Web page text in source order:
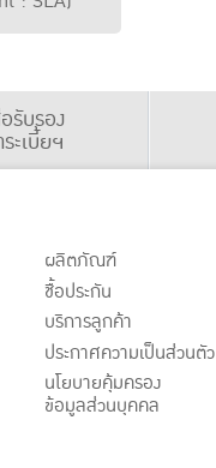
รับรอง
ะเบี้ยฯ
ผลิตภัณฑ์
ชื้อประกัน
บริการลูกค้า
ประกาศความเป็นส่วนตัว
นโยบายคุ้มครอง
ข้อมูลส่วนบุคคล